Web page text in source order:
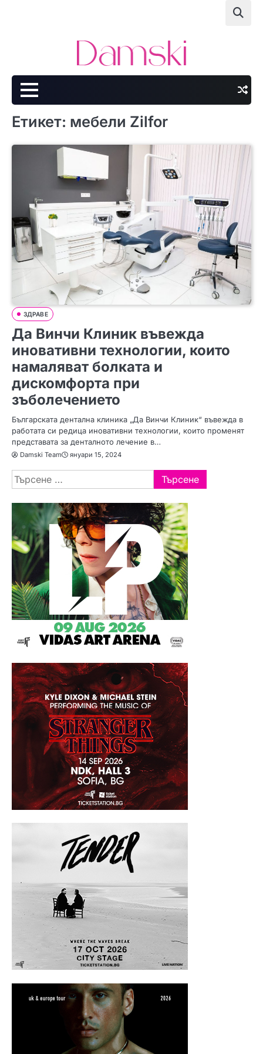
Етикет: мебели Zilfor
ЗДРАВЕ
Да Винчи Клиник въвежда
иновативни технологии, които
намаляват болката и
дискомфорта при
зъболечението
Българската дентална клиника „Да Винчи Клиник“ въвежда в
работата си редица иновативни технологии, които променят
представата за денталното лечение в…
Damski Team януари 15, 2024
Търсене
за: